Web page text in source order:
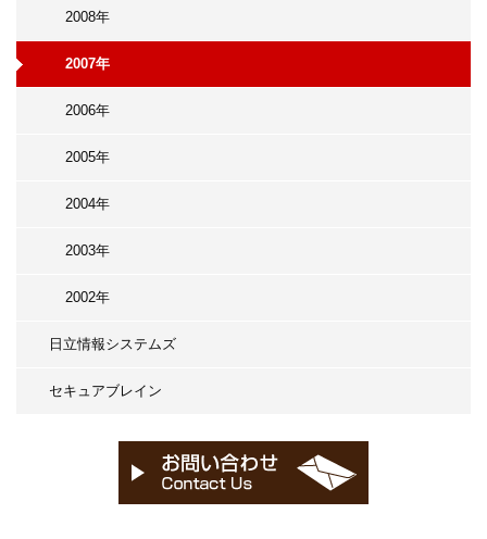
2008年
2007年
2006年
2005年
2004年
2003年
2002年
日立情報システムズ
セキュアブレイン